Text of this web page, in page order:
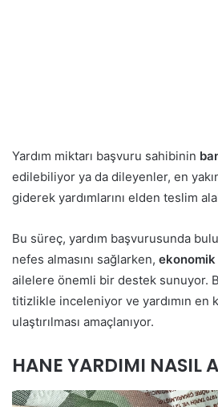
Yardım miktarı başvuru sahibinin
edilebiliyor ya da dileyenler, en
giderek yardımlarını elden teslim
Bu süreç, yardım başvurusunda
nefes almasını sağlarken,
ailelere önemli bir destek sunuyor.
titizlikle inceleniyor ve yardımın en
ulaştırılması amaçlanıyor.
HANE YARDIMI NASIL